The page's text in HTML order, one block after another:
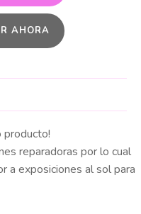
AHORA
producto!
reparadoras por lo cual
a exposiciones al sol para